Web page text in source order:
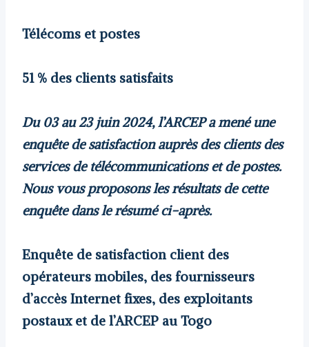
Télécoms et postes
51 % des clients satisfaits
Du 03 au 23 juin 2024, l’ARCEP a mené une
enquête de satisfaction auprès des clients des
services de télécommunications et de postes.
Nous vous proposons les résultats de cette
enquête dans le résumé ci-après.
Enquête de satisfaction client des
opérateurs mobiles, des fournisseurs
d’accès Internet fixes, des exploitants
postaux et de l’ARCEP au Togo